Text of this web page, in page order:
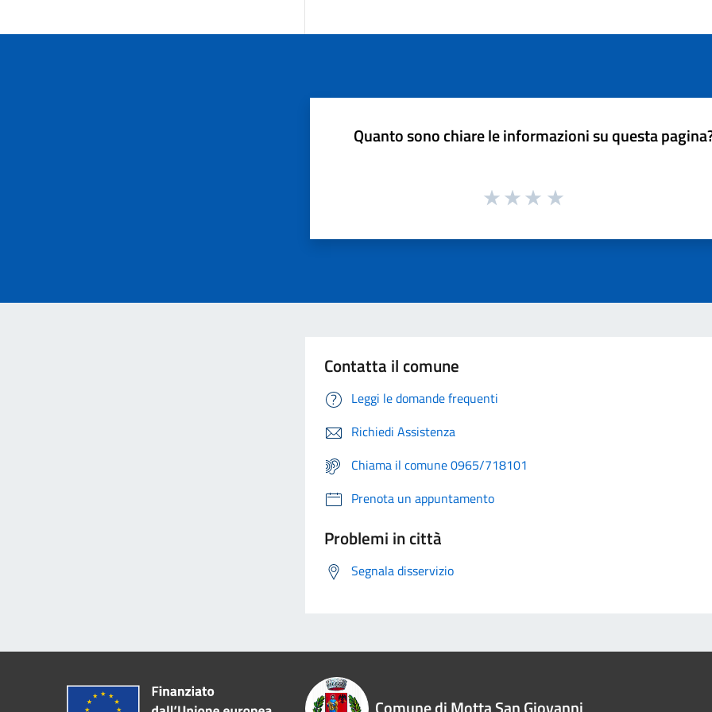
Quanto sono chiare le informazioni su questa
Contatta il comune
Leggi le domande frequenti
Richiedi Assistenza
Chiama il comune 0965/718101
Prenota un appuntamento
Problemi in città
Segnala disservizio